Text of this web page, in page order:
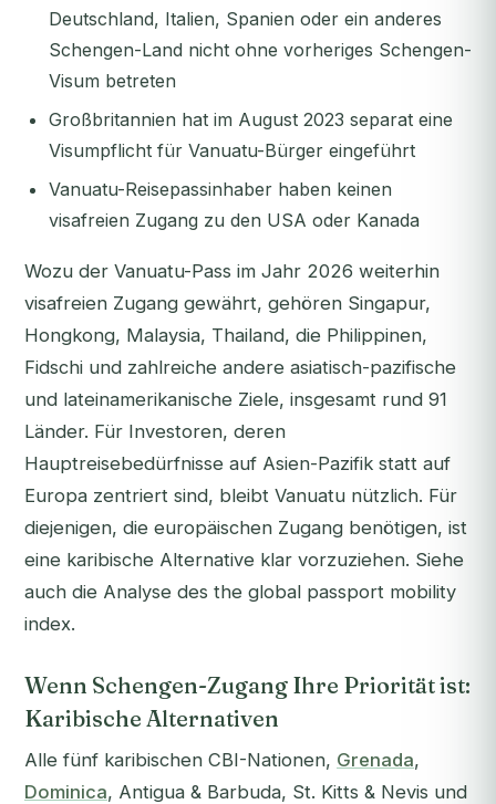
Deutschland, Italien, Spanien oder ein anderes
Schengen-Land nicht ohne vorheriges Schengen-
Visum betreten
Großbritannien hat im August 2023 separat eine
Visumpflicht für Vanuatu-Bürger eingeführt
Vanuatu-Reisepassinhaber haben keinen
visafreien Zugang zu den USA oder Kanada
Wozu der Vanuatu-Pass im Jahr 2026 weiterhin
visafreien Zugang gewährt, gehören Singapur,
Hongkong, Malaysia, Thailand, die Philippinen,
Fidschi und zahlreiche andere asiatisch-pazifische
und lateinamerikanische Ziele, insgesamt rund 91
Länder. Für Investoren, deren
Hauptreisebedürfnisse auf Asien-Pazifik statt auf
Europa zentriert sind, bleibt Vanuatu nützlich. Für
diejenigen, die europäischen Zugang benötigen, ist
eine karibische Alternative klar vorzuziehen. Siehe
auch die Analyse des the global passport mobility
index.
Wenn Schengen-Zugang Ihre Priorität ist:
Karibische Alternativen
Alle fünf karibischen CBI-Nationen, Grenada,
Dominica, Antigua & Barbuda, St. Kitts & Nevis und